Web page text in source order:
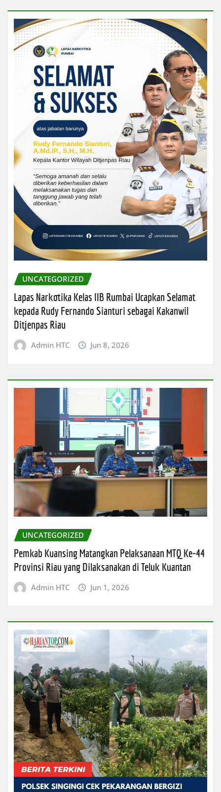
UNCATEGORIZED
Lapas Narkotika Kelas IIB Rumbai Ucapkan Selamat
kepada Rudy Fernando Sianturi sebagai Kakanwil
Ditjenpas Riau
Admin HTC Jun 8, 2026
UNCATEGORIZED
Pemkab Kuansing Matangkan Pelaksanaan MTQ Ke-44
Provinsi Riau yang Dilaksanakan di Teluk Kuantan
Admin HTC Jun 1, 2026